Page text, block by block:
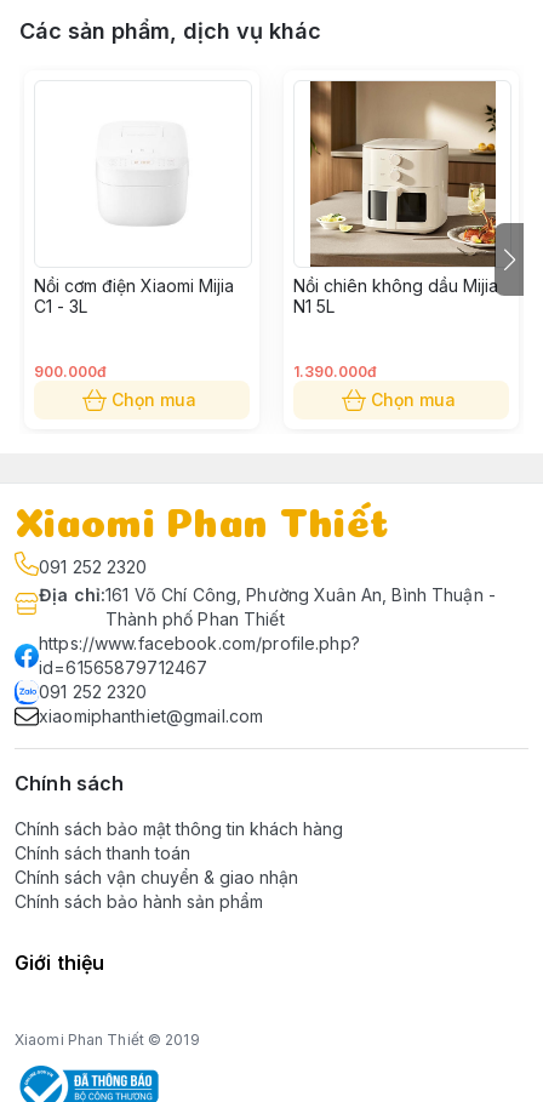
Các sản phẩm, dịch vụ khác
Nồi cơm điện Xiaomi Mijia
C1 - 3L
900.000đ
Chọn mua
Nồi chiên không dầu Mijia
N1 5L
1.390.000đ
Chọn mua
Xiaomi Phan Thiết
091 252 2320
Địa chỉ:161 Võ Chí Công, Phường Xuân An, Bình Thuận -
Thành phố Phan Thiết
https://www.facebook.com/profile.php?
id=61565879712467
091 252 2320
xiaomiphanthiet@gmail.com
Chính sách
Chính sách bảo mật thông tin khách hàng
Chính sách thanh toán
Chính sách vận chuyển & giao nhận
Chính sách bảo hành sản phẩm
Giới thiệu
Xiaomi Phan Thiết © 2019